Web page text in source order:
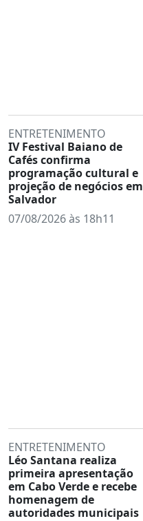
ENTRETENIMENTO
IV Festival Baiano de
Cafés confirma
programação cultural e
projeção de negócios em
Salvador
07/08/2026 às 18h11
ENTRETENIMENTO
Léo Santana realiza
primeira apresentação
em Cabo Verde e recebe
homenagem de
autoridades municipais